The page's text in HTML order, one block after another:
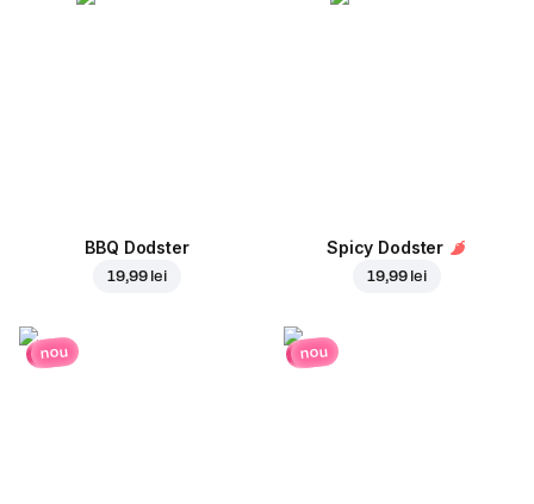
BBQ Dodster
19,99 lei
Spicy Dodster
19,99 lei
nou nou